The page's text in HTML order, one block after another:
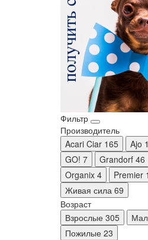
Фильтр
Производитель
Acari Ciar 165 Ajo
GO! 7 Grandorf 46
Organix 4 Premier
Живая сила 69
Возраст
Взрослые 305
Пожилые 23